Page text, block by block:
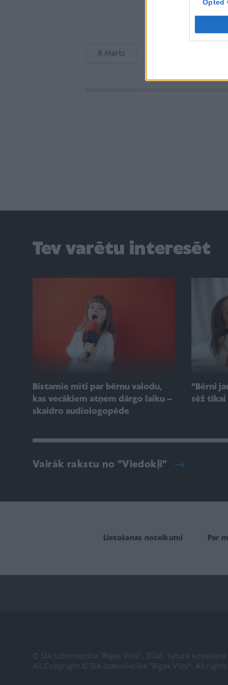
Opted
8.Marts
Tev varētu interesēt
Bīstamie mīti par bērnu valodu,
kas vecākiem atņem dārgo laiku –
skaidro audiologopēde
"Bērni
sēž tikai
Vairāk rakstu no "Viedokļi"
Lietošanas noteikumi Par
© SIA Izdevniecība "Rīgas Viļņi", 2026. Satura
All Copyright © SIA Izdevniecība "Rīgas Viļņi". All rights